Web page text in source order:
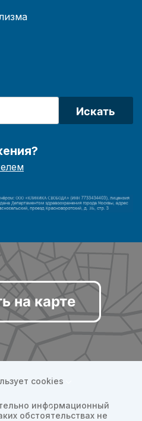
Искать
на карте
cookies
информационный
обстоятельствах не